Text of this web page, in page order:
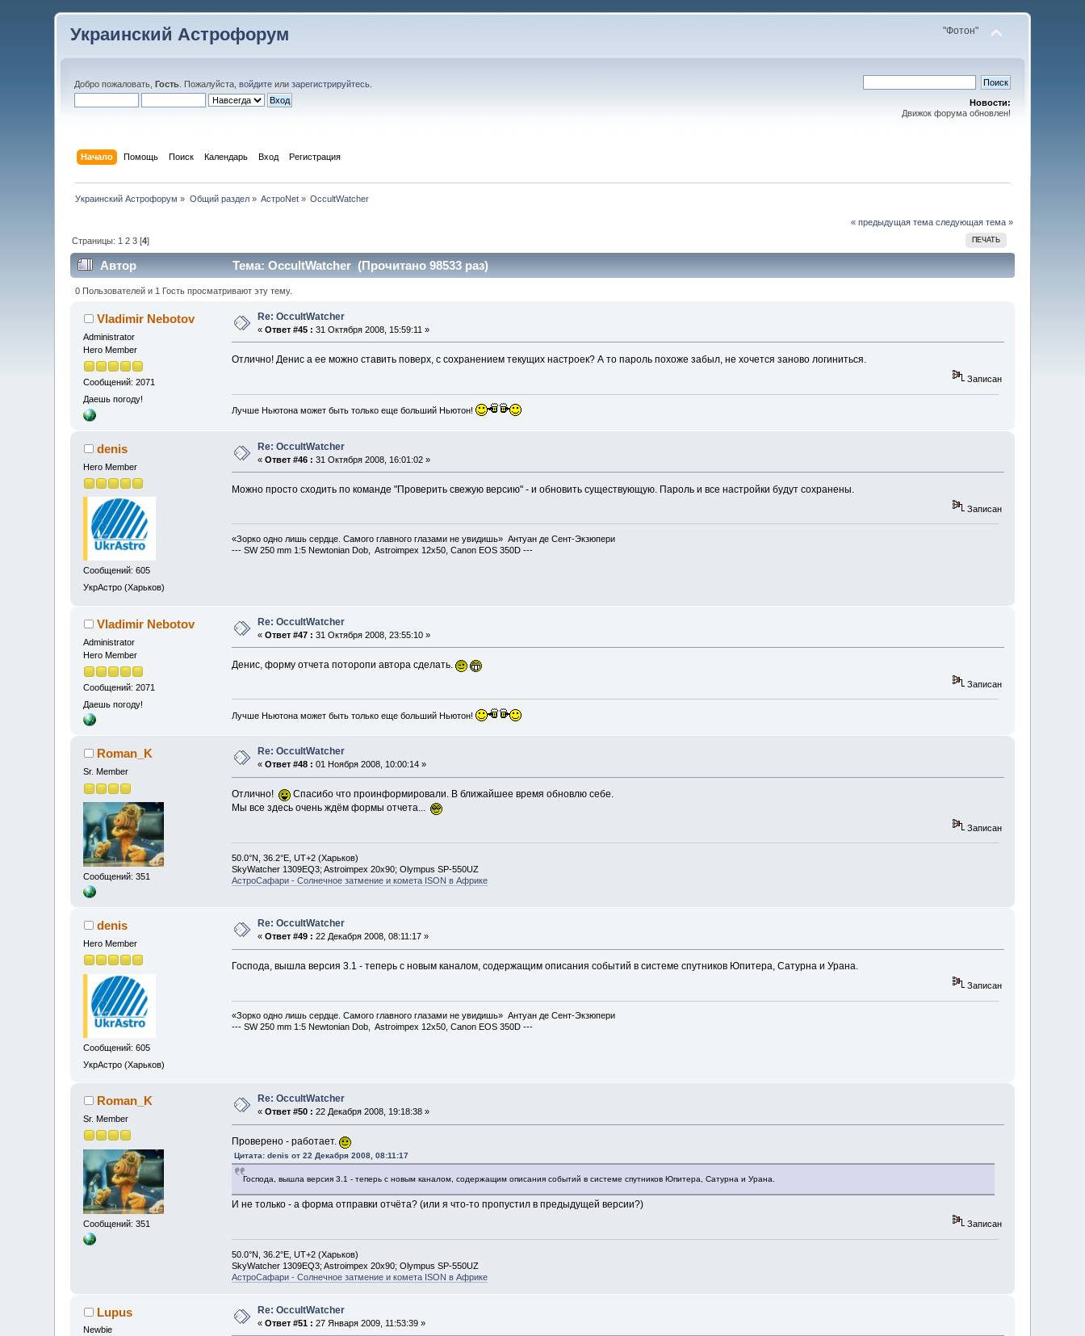
Украинский Астрофорум "Фотон"
Добро пожаловать,Гость . Пожалуйста,войдите илизарегистрируйтесь
Новости:
Движок форума обновлен!
Начало Помощь Поиск Календарь Вход Регистрация
Украинский Астрофорум » Общий раздел» АстроNet » OccultWatcher
« предыдущая тема следующая тема »
ПЕЧАТЬ
Страницы: 1 2 3 [4]
Автор Тема: OccultWatcher (Прочитано 98533 раз)
0 Пользователей и 1 Гость просматривают эту тему.
Vladimir Nebotov
Administrator
Hero Member
Сообщений: 2071
Даешь погоду!
Re: OccultWatcher
«Ответ #45 : 31 Октября 2008, 15:59:11 »
Отлично! Денис а ее можно ставить поверх, с сохранением текущих настроек? А то пароль похоже забыл, не хочется заново логиниться.
Записан
Лучше Ньютона может быть только еще больший Ньютон!
denis
Hero Member
Сообщений: 605
УкрАстро (Харьков)
Re: OccultWatcher
«Ответ #46 : 31 Октября 2008, 16:01:02 »
Можно просто сходить по команде "Проверить свежую версию" - и обновить существующую. Пароль и все настройки будут сохранены.
Записан
«Зорко одно лишь сердце. Самого главного глазами не увидишь» Антуан де Сент-Экзюпери
--- SW 250 mm 1:5 Newtonian Dob, Astroimpex 12x50, Canon EOS 350D ---
Vladimir Nebotov
Administrator
Hero Member
Сообщений: 2071
Даешь погоду!
Re: OccultWatcher
«Ответ #47 : 31 Октября 2008, 23:55:10 »
Денис, форму отчета поторопи автора сделать.
Записан
Лучше Ньютона может быть только еще больший Ньютон!
Roman_K
Sr. Member
Сообщений: 351
Re: OccultWatcher
«Ответ #48 : 01 Ноября 2008, 10:00:14 »
Отлично!
Спасибо что проинформировали. В ближайшее время обновлю себе.
Мы все здесь очень ждём формы отчета...
Записан
50.0°N, 36.2°E, UT+2 (Харьков)
SkyWatcher 1309EQ3; Astroimpex 20х90; Olympus SP-550UZ
АстроСафари - Солнечное затмение и комета ISON в Африке
denis
Hero Member
Сообщений: 605
УкрАстро (Харьков)
Re: OccultWatcher
«Ответ #49 : 22 Декабря 2008, 08:11:17 »
Господа, вышла версия 3.1 - теперь с новым каналом, содержащим описания событий в системе спутников Юпитера, Сатурна и Урана.
Записан
«Зорко одно лишь сердце. Самого главного глазами не увидишь» Антуан де Сент-Экзюпери
--- SW 250 mm 1:5 Newtonian Dob, Astroimpex 12x50, Canon EOS 350D ---
Roman_K
Sr. Member
Сообщений: 351
Re: OccultWatcher
«Ответ #50 : 22 Декабря 2008, 19:18:38 »
Проверено - работает.
Цитата: denis от 22 Декабря 2008, 08:11:17
Господа, вышла версия 3.1 - теперь с новым каналом, содержащим описания событий в системе спутников Юпитера, Сатурна и Урана.
И не только - а форма отправки отчёта? (или я что-то пропустил в предыдущей версии?)
Записан
50.0°N, 36.2°E, UT+2 (Харьков)
SkyWatcher 1309EQ3; Astroimpex 20х90; Olympus SP-550UZ
АстроСафари - Солнечное затмение и комета ISON в Африке
Lupus
Newbie
Re: OccultWatcher
«Ответ #51 : 27 Января 2009, 11:53:39 »